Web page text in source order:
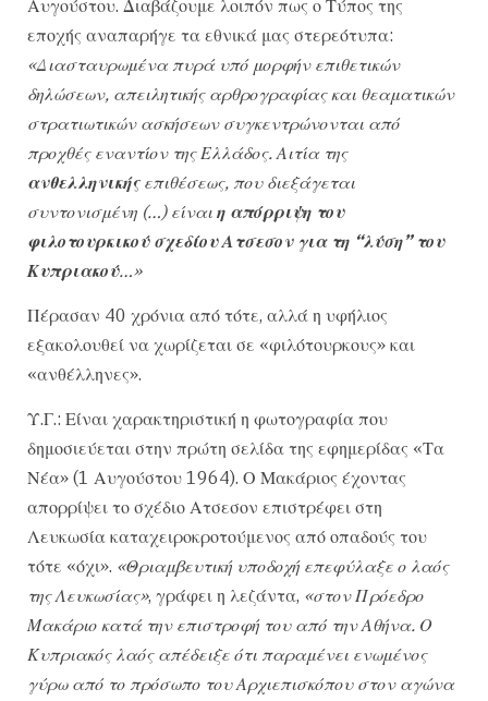
Αυγούστου. Διαβάζουμε λοιπόν πως ο Τύπος της
εποχής αναπαρήγε τα εθνικά μας στερεότυπα:
«Διασταυρωμένα πυρά υπό μορφήν επιθετικών
δηλώσεων, απειλητικής αρθρογραφίας και θεαματικών
στρατιωτικών ασκήσεων συγκεντρώνονται από
προχθές εναντίον της Ελλάδος. Αιτία της
ανθελληνικής επιθέσεως, που διεξάγεται
συντονισμένη (…) είναι η απόρριψη του
φιλοτουρκικού σχεδίου Ατσεσον για τη “λύση” του
Κυπριακού…»
Πέρασαν 40 χρόνια από τότε, αλλά η υφήλιος
εξακολουθεί να χωρίζεται σε «φιλότουρκους» και
«ανθέλληνες».
Υ.Γ.: Είναι χαρακτηριστική η φωτογραφία που
δημοσιεύεται στην πρώτη σελίδα της εφημερίδας «Τα
Νέα» (1 Αυγούστου 1964). Ο Μακάριος έχοντας
απορρίψει το σχέδιο Ατσεσον επιστρέφει στη
Λευκωσία καταχειροκροτούμενος από οπαδούς του
τότε «όχι». «Θριαμβευτική υποδοχή επεφύλαξε ο λαός
της Λευκωσίας», γράφει η λεζάντα, «στον Πρόεδρο
Μακάριο κατά την επιστροφή του από την Αθήνα. Ο
Κυπριακός λαός απέδειξε ότι παραμένει ενωμένος
γύρω από το πρόσωπο του Αρχιεπισκόπου στον αγώνα